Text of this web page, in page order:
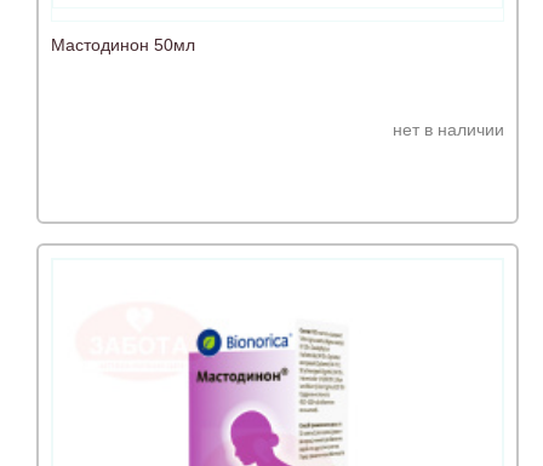
Мастодинон 50мл
нет в наличии